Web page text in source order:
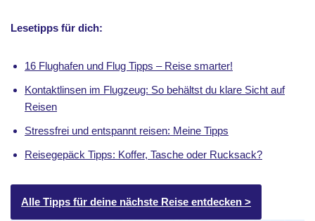
Lesetipps für dich:
16 Flughafen und Flug Tipps – Reise smarter!
Kontaktlinsen im Flugzeug: So behältst du klare Sicht auf
Reisen
Stressfrei und entspannt reisen: Meine Tipps
Reisegepäck Tipps: Koffer, Tasche oder Rucksack?
Alle Tipps für deine nächste Reise entdecken >